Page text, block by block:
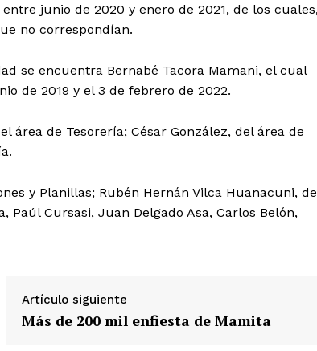
Diario los Andes
Contacto
junio de 2020 y enero de 2021, de los
no correspondían.
se encuentra Bernabé Tacora Mamani, el cual
de 2019 y el 3 de febrero de 2022.
área de Tesorería; César González, del área de
y Planillas; Rubén Hernán Vilca Huanacuni,
Paúl Cursasi, Juan Delgado Asa, Carlos Belón,
Artículo siguiente
Más de 200 mil enfiesta de Mamita